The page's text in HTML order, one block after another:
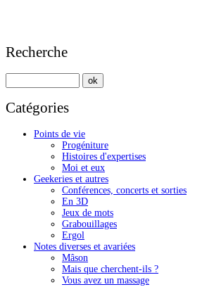
Recherche
Catégories
Points de vie
Progéniture
Histoires d'expertises
Moi et eux
Geekeries et autres
Conférences, concerts et sorties
En 3D
Jeux de mots
Grabouillages
Ergol
Notes diverses et avariées
Mâson
Mais que cherchent-ils ?
Vous avez un massage